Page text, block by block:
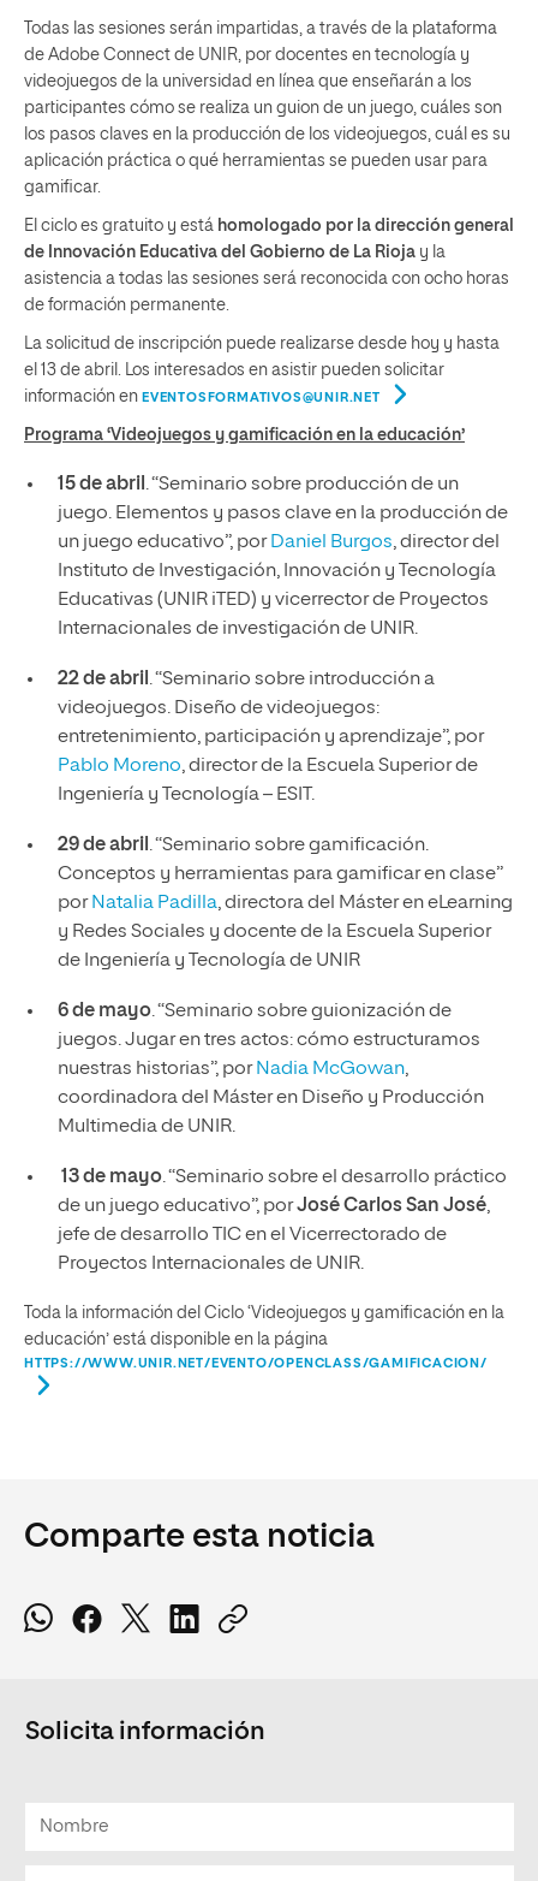
Todas las sesiones serán impartidas, a través de la plataforma
de Adobe Connect de UNIR, por docentes en tecnología y
videojuegos de la universidad en línea que enseñarán a los
participantes cómo se realiza un guion de un juego, cuáles son
los pasos claves en la producción de los videojuegos, cuál es su
aplicación práctica o qué herramientas se pueden usar para
gamificar.
El ciclo es gratuito y está homologado por la dirección general
de Innovación Educativa del Gobierno de La Rioja y la
asistencia a todas las sesiones será reconocida con ocho horas
de formación permanente.
La solicitud de inscripción puede realizarse desde hoy y hasta
el 13 de abril. Los interesados en asistir pueden solicitar
información en EVENTOSFORMATIVOS@UNIR.NET
Programa ‘Videojuegos y gamificación en la educación’
15 de abril . “Seminario sobre producción de un
juego. Elementos y pasos clave en la producción de
un juego educativo”, por Daniel Burgos, director del
Instituto de Investigación, Innovación y Tecnología
Educativas (UNIR iTED) y vicerrector de Proyectos
Internacionales de investigación de UNIR.
22 de abril . “Seminario sobre introducción a
videojuegos. Diseño de videojuegos:
entretenimiento, participación y aprendizaje”, por
Pablo Moreno, director de la Escuela Superior de
Ingeniería y Tecnología – ESIT.
29 de abril . “Seminario sobre gamificación.
Conceptos y herramientas para gamificar en clase”
por Natalia Padilla, directora del Máster en eLearning
y Redes Sociales y docente de la Escuela Superior
de Ingeniería y Tecnología de UNIR
6 de mayo. “Seminario sobre guionización de
juegos. Jugar en tres actos: cómo estructuramos
nuestras historias”, por Nadia McGowan,
coordinadora del Máster en Diseño y Producción
Multimedia de UNIR.
13 de mayo. “Seminario sobre el desarrollo práctico
de un juego educativo”, porJosé Carlos San José,
jefe de desarrollo TIC en el Vicerrectorado de
Proyectos Internacionales de UNIR.
Toda la información del Ciclo ‘Videojuegos y gamificación en la
educación’ está disponible en la página
HTTPS://WWW.UNIR.NET/EVENTO/OPENCLASS/GAMIFICACION/
Comparte esta noticia
Solicita información